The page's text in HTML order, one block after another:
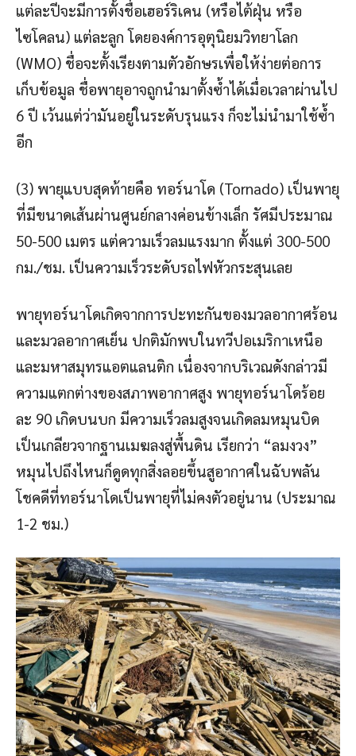
แต่ละปีจะมีการตั้งชื่อเฮอร์ริเคน (หรือไต้ฝุ่น หรือ
ไซโคลน) แต่ละลูก โดยองค์การอุตุนิยมวิทยาโลก
(WMO) ชื่อจะตั้งเรียงตามตัวอักษรเพื่อให้ง่ายต่อการ
เก็บข้อมูล ชื่อพายุอาจถูกนำมาตั้งซ้ำได้เมื่อเวลาผ่านไป
6 ปี เว้นแต่ว่ามันอยู่ในระดับรุนแรง ก็จะไม่นำมาใช้ซ้ำ
อีก
(3) พายุแบบสุดท้ายคือ ทอร์นาโด (Tornado) เป็นพายุ
ที่มีขนาดเส้นผ่านศูนย์กลางค่อนข้างเล็ก รัศมีประมาณ
50-500 เมตร แต่ความเร็วลมแรงมาก ตั้งแต่ 300-500
กม./ชม. เป็นความเร็วระดับรถไฟหัวกระสุนเลย
พายุทอร์นาโดเกิดจากการปะทะกันของมวลอากาศร้อน
และมวลอากาศเย็น ปกติมักพบในทวีปอเมริกาเหนือ
และมหาสมุทรแอตแลนติก เนื่องจากบริเวณดังกล่าวมี
ความแตกต่างของสภาพอากาศสูง พายุทอร์นาโดร้อย
ละ 90 เกิดบนบก มีความเร็วลมสูงจนเกิดลมหมุนบิด
เป็นเกลียวจากฐานเมฆลงสู่พื้นดิน เรียกว่า “ลมงวง”
หมุนไปถึงไหนก็ดูดทุกสิ่งลอยขึ้นสูอากาศในฉับพลัน
โชคดีที่ทอร์นาโดเป็นพายุที่ไม่คงตัวอยู่นาน (ประมาณ
1-2 ชม.)